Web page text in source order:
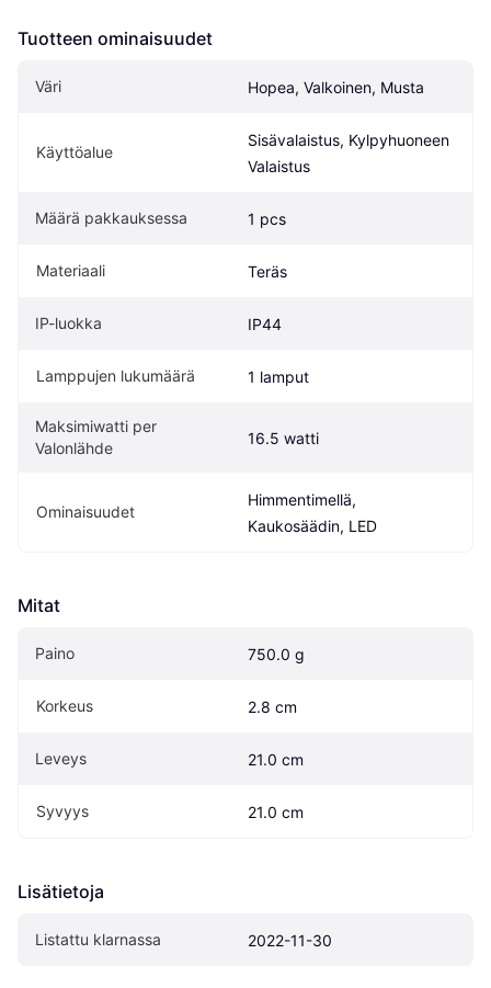
Tuotteen ominaisuudet
Väri Hopea, Valkoinen, Musta
Käyttöalue
Sisävalaistus, Kylpyhuoneen
Valaistus
Määrä pakkauksessa 1 pcs
Materiaali Teräs
IP-luokka IP44
Lamppujen lukumäärä 1 lamput
Maksimiwatti per
Valonlähde
16.5 watti
Ominaisuudet
Himmentimellä,
Kaukosäädin, LED
Mitat
Paino 750.0 g
Korkeus 2.8 cm
Leveys 21.0 cm
Syvyys 21.0 cm
Lisätietoja
Listattu klarnassa 2022-11-30